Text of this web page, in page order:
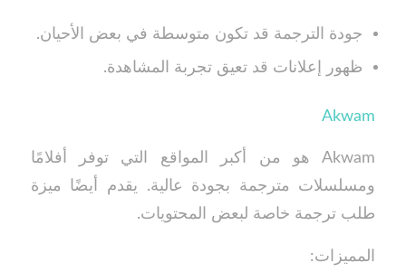
جودة الترجمة قد تكون متوسطة في بعض الأحيان.
ظهور إعلانات قد تعيق تجربة المشاهدة.
Akwam
Akwam هو من أكبر المواقع التي توفر أفلامًا
ومسلسلات مترجمة بجودة عالية. يقدم أيضًا ميزة
طلب ترجمة خاصة لبعض المحتويات.
المميزات: